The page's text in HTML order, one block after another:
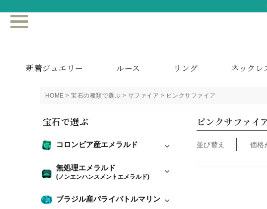
新着ジュエリー ルース リング ネックレ
HOME 宝石の種類で選ぶ サファイア ピンクサファイア
宝石で選ぶ
コロンビア産エメラルド
無処理エメラルド
(ノンエンハンスメントエメラルド)
ブラジル産パライバトルマリン
ピンクサファイ
並び替え 価格